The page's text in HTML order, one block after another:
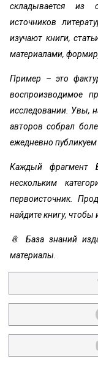
складывается из
источников
изучают книги,
материалами,
Пример – это
воспроизводимое
исследовании. Увы,
авторов собрал
ежедневно публикуем
Каждый фрагмент
нескольким
первоисточник.
найдите книгу, чтобы
📎 База знаний
материалы.